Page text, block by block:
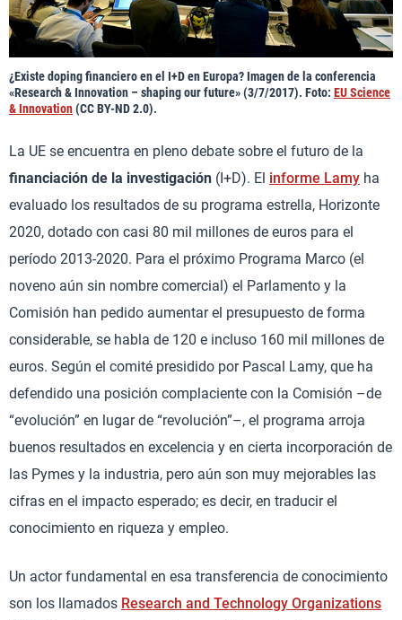
¿Existe doping financiero en el I+D en Europa? Imagen de la conferencia
«Research & Innovation – shaping our future» (3/7/2017). Foto: EU Science
& Innovation(CC BY-ND 2.0).
La UE se encuentra en pleno debate sobre el futuro de la
financiación de la investigación (I+D). El informe Lamy ha
evaluado los resultados de su programa estrella, Horizonte
2020, dotado con casi 80 mil millones de euros para el
período 2013-2020. Para el próximo Programa Marco (el
noveno aún sin nombre comercial) el Parlamento y la
Comisión han pedido aumentar el presupuesto de forma
considerable, se habla de 120 e incluso 160 mil millones de
euros. Según el comité presidido por Pascal Lamy, que ha
defendido una posición complaciente con la Comisión –de
“evolución” en lugar de “revolución”–, el programa arroja
buenos resultados en excelencia y en cierta incorporación de
las Pymes y la industria, pero aún son muy mejorables las
cifras en el impacto esperado; es decir, en traducir el
conocimiento en riqueza y empleo.
Un actor fundamental en esa transferencia de conocimiento
son los llamados Research and Technology Organizations